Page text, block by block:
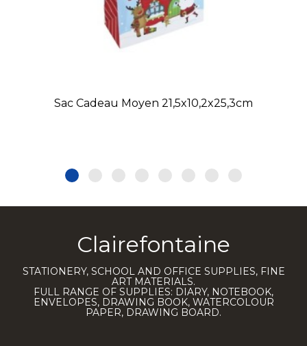
Sac Cadeau Moyen 21,5x10,2x25,3cm
Clairefontaine
STATIONERY, SCHOOL AND OFFICE SUPPLIES, FINE
ART MATERIALS.
FULL RANGE OF SUPPLIES: DIARY, NOTEBOOK,
ENVELOPES, DRAWING BOOK, WATERCOLOUR
PAPER, DRAWING BOARD.